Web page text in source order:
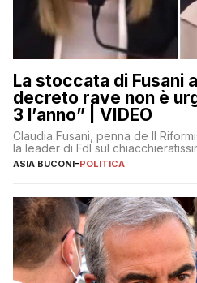
La stoccata di Fusani
decreto rave non è
3 l’anno” | VIDEO
Claudia Fusani, penna de Il
la leader di FdI sul
ASIA BUCONI-POLITICA